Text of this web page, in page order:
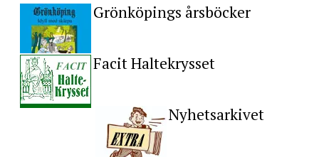
Grönköpings årsböcker
Facit Haltekrysset
Nyhetsarkivet